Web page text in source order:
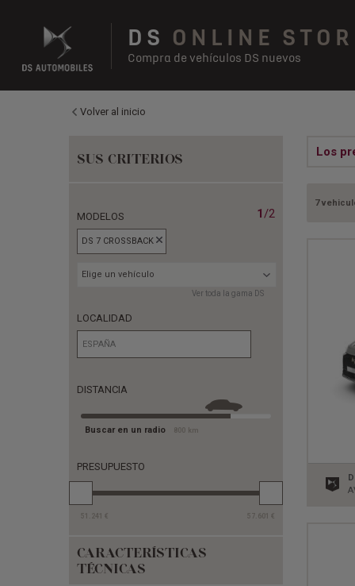
DS ONLINE
Compra de vehículos DS nuevos
Volver al inicio
SUS CRITERIOS
MODELOS 1/2
DS 7 CROSSBACK
Elige un vehículo
Ver toda la gama DS
LOCALIDAD
DISTANCIA
Buscar en un radio km
PRESUPUESTO
51.241 € 57.601 €
CARACTERÍSTICAS
TÉCNICAS
Los
7